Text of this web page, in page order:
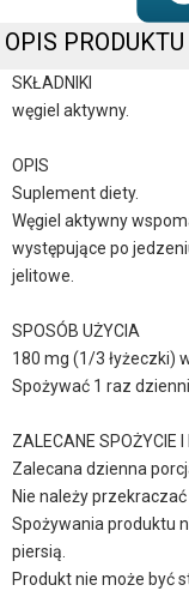
OPIS PRODUKTU
SKŁADNIKI
węgiel aktywny.
OPIS
Suplement diety.
Węgiel aktywny
występujące po
jelitowe.
SPOSÓB UŻYCIA
180 mg (1/3 łyżeczki)
Spożywać 1 raz
ZALECANE SPOŻYCIE I
Zalecana dzienna
Nie należy
Spożywania produktu
piersią.
Produkt nie może być